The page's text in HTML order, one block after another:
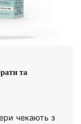
та
чекають з